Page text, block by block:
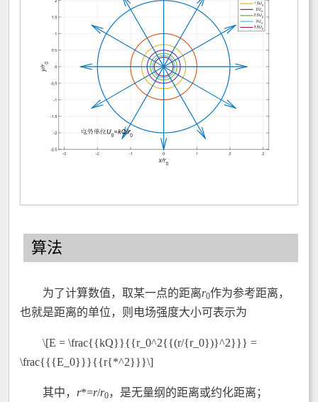
算法
为了计算数值，取某一点的距离r0作为参考距离，
也就是距离的单位，则电场强度大小可表示为
\[E = \frac{{kQ}}{{r_0^2{{(r/{r_0})}^2}}} =
\frac{{{E_0}}}{{r{*^2}}}\]
其中， r*=r/r0，是无量纲的距离或约化距离；